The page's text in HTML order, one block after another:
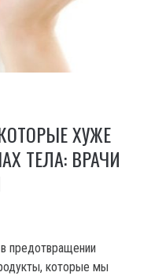
ХУЖЕ
ТЕЛА: ВРАЧИ
предотвращении
которые мы